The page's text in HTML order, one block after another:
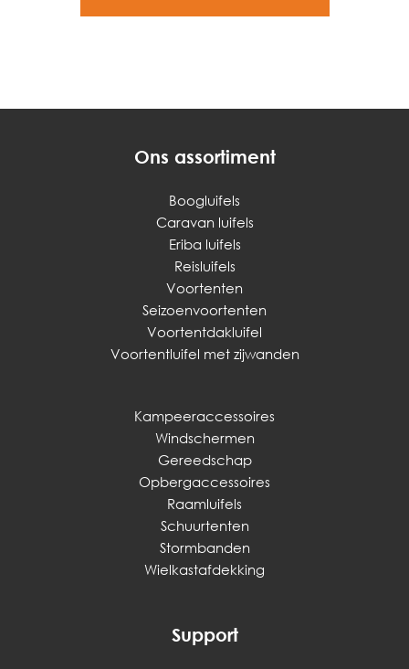
Ons assortiment
Boogluifels
Caravan luifels
Eriba luifels
Reisluifels
Voortenten
Seizoenvoortenten
Voortentdakluifel
Voortentluifel met zijwanden
Kampeeraccessoires
Windschermen
Gereedschap
Opbergaccessoires
Raamluifels
Schuurtenten
Stormbanden
Wielkastafdekking
Support